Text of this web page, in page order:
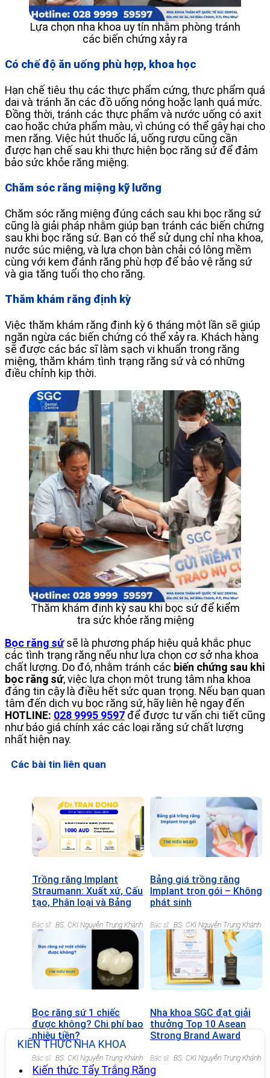
Lựa chọn nha khoa uy tín nhằm phòng tránh
các biến chứng xảy ra
Có chế độ ăn uống phù hợp, khoa học
Hạn chế tiêu thụ các thực phẩm cứng, thực phẩm quá
dai và tránh ăn các đồ uống nóng hoặc lạnh quá mức.
Đồng thời, tránh các thực phẩm và nước uống có axit
cao hoặc chứa phẩm màu, vì chúng có thể gây hại cho
men răng. Việc hút thuốc lá, uống rượu cũng cần
được hạn chế sau khi thực hiện bọc răng sứ để đảm
bảo sức khỏe răng miệng.
Chăm sóc răng miệng kỹ lưỡng
Chăm sóc răng miệng đúng cách sau khi bọc răng sứ
cũng là giải pháp nhằm giúp bạn tránh các biến chứng
sau khi bọc răng sứ. Bạn có thể sử dụng chỉ nha khoa,
nước súc miệng, và lựa chọn bàn chải có lông mềm
cùng với kem đánh răng phù hợp để bảo vệ răng sứ
và gia tăng tuổi thọ cho răng.
Thăm khám răng định kỳ
Việc thăm khám răng định kỳ 6 tháng một lần sẽ giúp
ngăn ngừa các biến chứng có thể xảy ra. Khách hàng
sẽ được các bác sĩ làm sạch vi khuẩn trong răng
miệng, thăm khám tình trạng răng sứ và có những
điều chỉnh kịp thời.
Thăm khám định kỳ sau khi bọc sứ để kiểm
tra sức khỏe răng miệng
Bọc răng sứsẽ là phương pháp hiệu quả khắc phục
các tình trạng răng nếu như lựa chọn cơ sở nha khoa
chất lượng. Do đó, nhằm tránh các biến chứng sau khi
bọc răng sứ, việc lựa chọn một trung tâm nha khoa
đáng tin cậy là điều hết sức quan trọng. Nếu bạn quan
tâm đến dịch vụ bọc răng sứ, hãy liên hệ ngay đến
HOTLINE: 028 9995 9597 để được tư vấn chi tiết cũng
như báo giá chính xác các loại răng sứ chất lượng
nhất hiện nay.
Các bài tin liên quan
Trồng răng Implant
Straumann: Xuất xứ, Cấu
tạo, Phân loại và Bảng
Bác sĩ: BS. CKI Nguyễn Trung Khánh
Bảng giá trồng răng
Implant trọn gói – Không
phát sinh
Bác sĩ: BS. CKI Nguyễn Trung Khánh
Bọc răng sứ 1 chiếc
được không? Chi phí bao
nhiêu tiền?
Bác sĩ: BS. CKI Nguyễn Trung Khánh
Nha khoa SGC đạt giải
thưởng Top 10 Asean
Strong Brand Award
Bác sĩ: BS. CKI Nguyễn Trung Khánh
KIẾN THỨC NHA KHOA
Kiến thức Tẩy Trắng Răng